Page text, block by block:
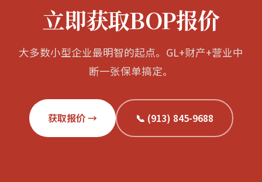
和您自己的财产。对大多数企业来说BOP比单独GL更合
立即获取BOP报价
大多数小型企业最明智的起点。GL+财产+营业中
断一张保单搞定。
获取报价 → 📞 (913) 845-9688